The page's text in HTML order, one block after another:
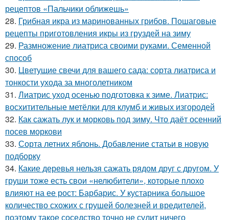
рецептов «Пальчики оближешь»
28. Грибная икра из маринованных грибов. Пошаговые
рецепты приготовления икры из груздей на зиму
29. Размножение лиатриса своими руками. Семенной
способ
30. Цветущие свечи для вашего сада: сорта лиатриса и
тонкости ухода за многолетником
31. Лиатрис уход осенью подготовка к зиме. Лиатрис:
восхитительные метёлки для клумб и живых изгородей
32. Как сажать лук и морковь под зиму. Что даёт осенний
посев моркови
33. Сорта летних яблонь. Добавление статьи в новую
подборку
34. Какие деревья нельзя сажать рядом друг с другом. У
груши тоже есть свои «нелюбители», которые плохо
влияют на ее рост: Барбарис. У кустарника большое
количество схожих с грушей болезней и вредителей,
поэтому такое соседство точно не сулит ничего